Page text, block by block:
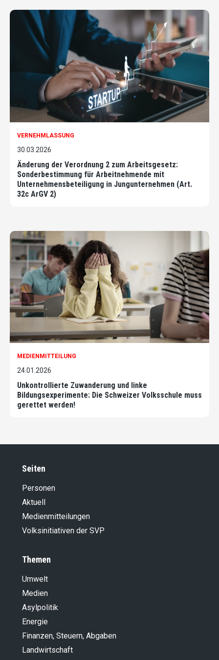
VERNEHMLASSUNG
30.03.2026
Änderung der Verordnung 2 zum Arbeitsgesetz:
Sonderbestimmung für Arbeitnehmende mit
Unternehmensbeteiligung in Jungunternehmen (Art.
32c ArGV 2)
MEDIENMITTEILUNG
24.01.2026
Unkontrollierte Zuwanderung und linke
Bildungsexperimente: Die Schweizer Volksschule muss
gerettet werden!
Seiten
Personen
Aktuell
Medienmitteilungen
Volksinitiativen der SVP
Themen
Umwelt
Medien
Asylpolitik
Energie
Finanzen, Steuern, Abgaben
Landwirt­schaft